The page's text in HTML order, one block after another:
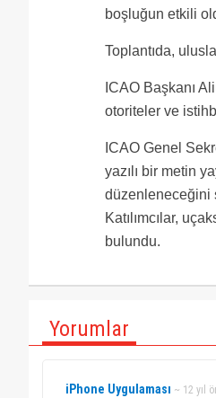
boşluğun etkili
Toplantıda,
ICAO Başkanı
otoriteler ve
ICAO Genel
yazılı bir metin
düzenleneceğini
Katılımcılar,
bulundu.
Yorumlar
iPhone Uygulaması ~ 12 yıl